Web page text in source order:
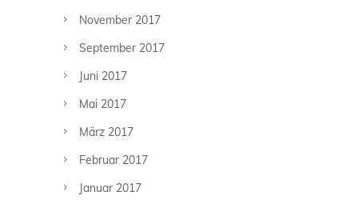
November 2017
September 2017
Juni 2017
Mai 2017
März 2017
Februar 2017
Januar 2017